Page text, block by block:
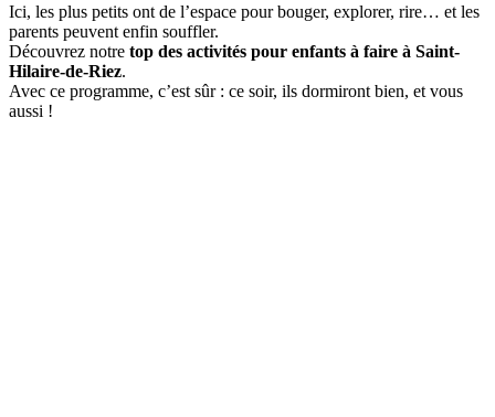
Ici, les plus petits ont de l’espace pour bouger, explorer, rire… et les
parents peuvent enfin souffler.
Découvrez notre top des activités pour enfants à faire à Saint-
Hilaire-de-Riez.
Avec ce programme, c’est sûr : ce soir, ils dormiront bien, et vous
aussi !